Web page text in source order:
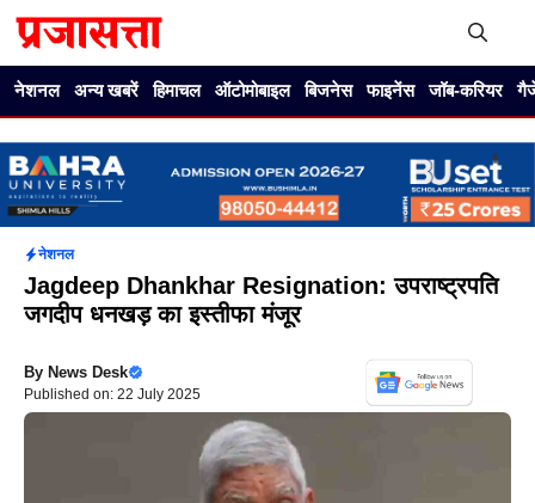
नेशनल अन्य खबरें हिमाचल ऑटोमोबाइल बिजनेस फाइनेंस जॉब-करियर
नेशनल
Jagdeep Dhankhar Resignation: उपराष्ट्रपति
जगदीप धनखड़ का इस्तीफा मंजूर
By News Desk
Published on: 22 July 2025